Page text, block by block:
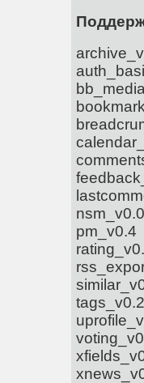
pm_v0.4